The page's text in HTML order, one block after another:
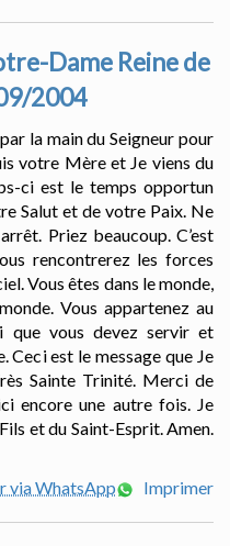
Dame Reine de
2004
la main du Seigneur pour
votre Mère et Je viens du
ci est le temps opportun
Salut et de votre Paix. Ne
Priez beaucoup. C’est
rencontrerez les forces
Vous êtes dans le monde,
Vous appartenez au
que vous devez servir et
Ceci est le message que Je
Sainte Trinité. Merci de
encore une autre fois. Je
et du Saint-Esprit. Amen.
via WhatsApp
Imprimer